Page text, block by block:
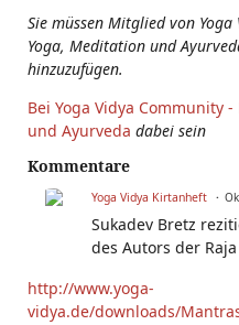
Sie müssen Mitglied von
Yoga, Meditation und
hinzuzufügen.
Bei Yoga Vidya Community
und Ayurveda dabei sein
Kommentare
Yoga Vidya Kirtanheft
Sukadev Bretz
des Autors der
http://www.yoga-
vidya.de/downloads/